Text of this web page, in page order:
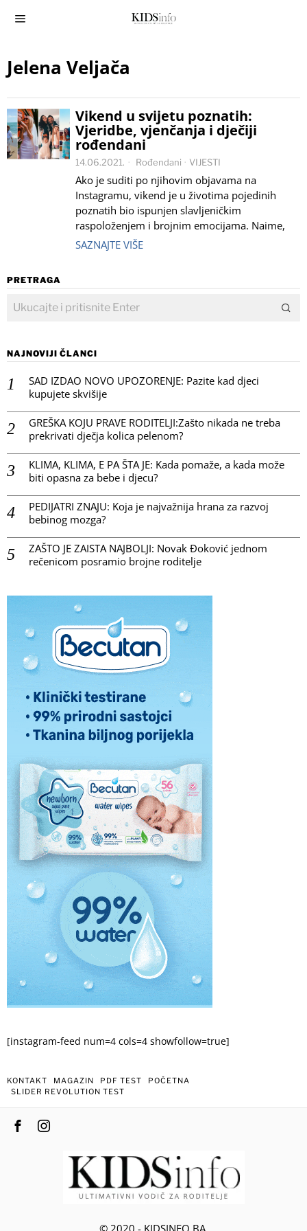
Jelena Veljača
Vikend u svijetu poznatih:
Vjeridbe, vjenčanja i dječiji
rođendani
14.06.2021. Rođendani · VIJESTI
Ako je suditi po njihovim objavama na
Instagramu, vikend je u životima pojedinih
poznatih bio ispunjen slavljeničkim
raspoloženjem i brojnim emocijama. Naime,
SAZNAJTE VIŠE
PRETRAGA
NAJNOVIJI ČLANCI
SAD IZDAO NOVO UPOZORENJE: Pazite kad djeci
kupujete skvišije
GREŠKA KOJU PRAVE RODITELJI:Zašto nikada ne treba
prekrivati dječja kolica pelenom?
KLIMA, KLIMA, E PA ŠTA JE: Kada pomaže, a kada može
biti opasna za bebe i djecu?
PEDIJATRI ZNAJU: Koja je najvažnija hrana za razvoj
bebinog mozga?
ZAŠTO JE ZAISTA NAJBOLJI: Novak Đoković jednom
rečenicom posramio brojne roditelje
[instagram-feed num=4 cols=4 showfollow=true]
KONTAKT MAGAZIN PDF TEST
POČETNA
SLIDER REVOLUTION TEST
© 2020 - KIDSINFO.BA.